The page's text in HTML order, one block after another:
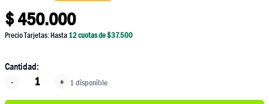
$450.000
Precio Tarjetas: Hasta12cuotas de $37.500
Cantidad:
-
+ 1 disponible